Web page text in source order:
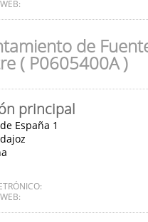
de
( P0605400A )
principal
de España 1